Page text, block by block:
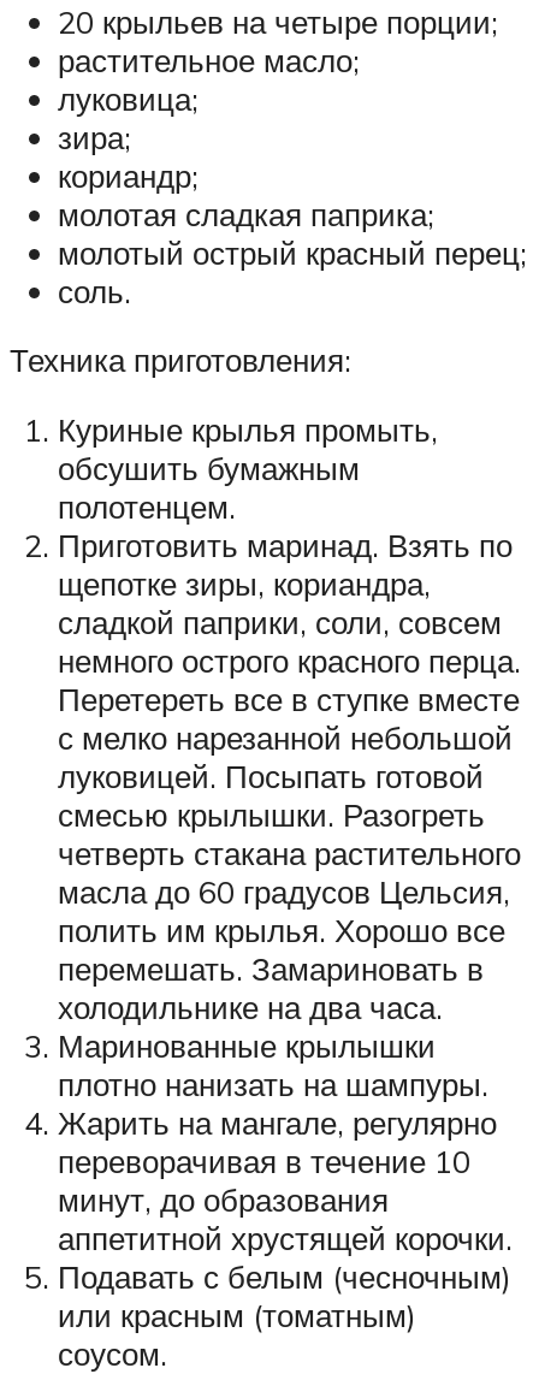
20 крыльев на четыре порции;
растительное масло;
луковица;
зира;
кориандр;
молотая сладкая паприка;
молотый острый красный перец;
соль.
Техника приготовления:
Куриные крылья промыть,
обсушить бумажным
полотенцем.
Приготовить маринад. Взять по
щепотке зиры, кориандра,
сладкой паприки, соли, совсем
немного острого красного перца.
Перетереть все в ступке вместе
с мелко нарезанной небольшой
луковицей. Посыпать готовой
смесью крылышки. Разогреть
четверть стакана растительного
масла до 60 градусов Цельсия,
полить им крылья. Хорошо все
перемешать. Замариновать в
холодильнике на два часа.
Маринованные крылышки
плотно нанизать на шампуры.
Жарить на мангале, регулярно
переворачивая в течение 10
минут, до образования
аппетитной хрустящей корочки.
Подавать с белым (чесночным)
или красным (томатным)
соусом.